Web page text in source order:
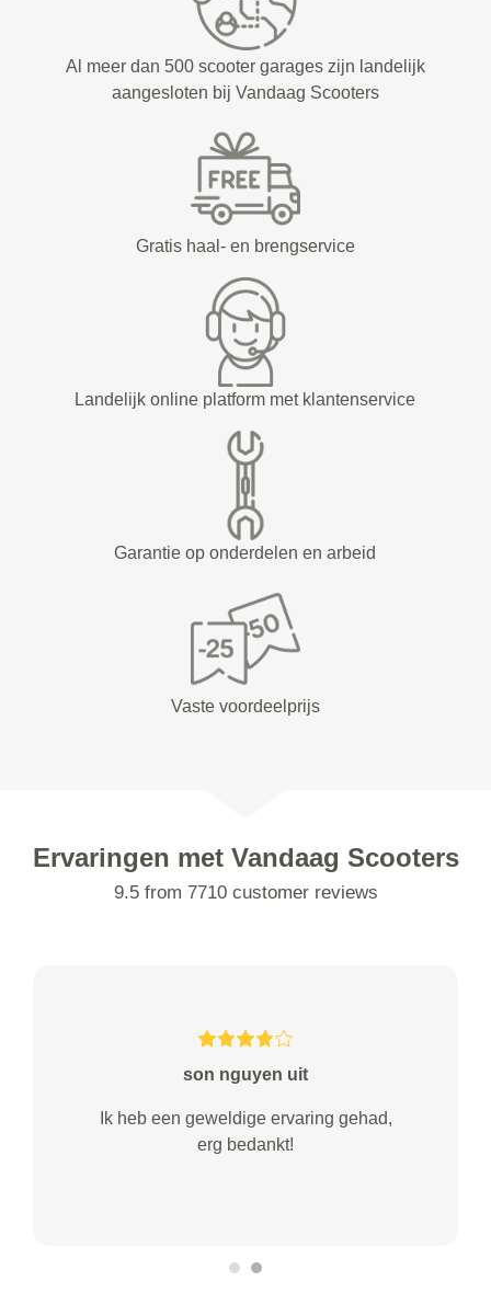
Al meer dan 500 scooter garages zijn landelijk
aangesloten bij Vandaag Scooters
Gratis haal- en brengservice
Landelijk online platform met klantenservice
Garantie op onderdelen en arbeid
Vaste voordeelprijs
Ervaringen met Vandaag Scooters
9.5 from 7710 customer reviews
son nguyen uit
Ik heb een geweldige ervaring gehad,
erg bedankt!